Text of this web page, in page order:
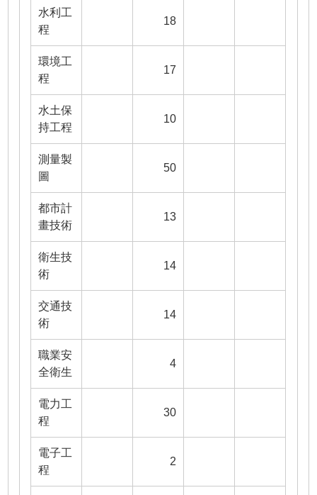
水利工
程
18
環境工
程
17
水土保
持工程
10
測量製
圖
50
都市計
畫技術
13
衛生技
術
14
交通技
術
14
職業安
全衛生
4
電力工
程
30
電子工
程
2